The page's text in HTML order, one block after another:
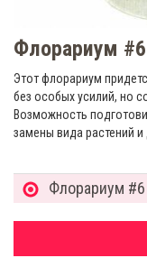
Флорариум #6
Этот флорариум
без особых усилий, но
Возможность
замены вида растений и
Флорариум #6